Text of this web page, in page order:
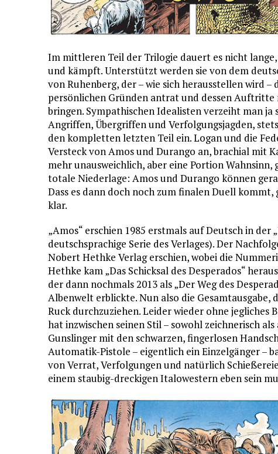
Im mittleren Teil der Trilogie dauert es nicht
und kämpft. Unterstützt werden sie von dem
von Ruhenberg, der – wie sich herausstellen wird –
persönlichen Gründen antrat und dessen
bringen. Sympathischen Idealisten verzeiht man
Angriffen, Übergriffen und Verfolgungsjagden,
den kompletten letzten Teil ein. Logan und die
Versteck von Amos und Durango an, brachial mit
mehr unausweichlich, aber eine Portion
totale Niederlage: Amos und Durango können
Dass es dann doch noch zum finalen Duell
klar.
„Amos“ erschien 1985 erstmals auf Deutsch in der
deutschsprachige Serie des Verlages). Der
Nobert Hethke Verlag erschien, wobei die
Hethke kam „Das Schicksal des Desperados“
der dann nochmals 2013 als „Der Weg des
Albenwelt erblickte. Nun also die Gesamtausgabe,
Ruck durchzuziehen. Leider wieder ohne jegliches
hat inzwischen seinen Stil – sowohl zeichnerisch
Gunslinger mit den schwarzen, fingerlosen
Automatik-Pistole – eigentlich ein Einzelgänger –
von Verrat, Verfolgungen und natürlich
einem staubig-dreckigen Italowestern eben sein